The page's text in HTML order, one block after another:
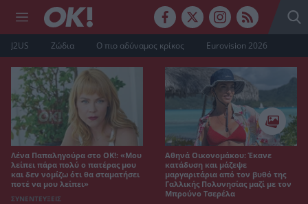
J2US Ζώδια Ο πιο αδύναμος κρίκος Eurovision 2026
Λένα Παπαληγούρα στο ΟΚ!: «Μου
λείπει πάρα πολύ ο πατέρας μου
και δεν νομίζω ότι θα σταματήσει
ποτέ να μου λείπει»
ΣΥΝΕΝΤΕΥΞΕΙΣ
Αθηνά Οικονομάκου: Έκανε
κατάδυση και μάζεψε
μαργαριτάρια από τον βυθό της
Γαλλικής Πολυνησίας μαζί με τον
Μπρούνο Τσερέλα